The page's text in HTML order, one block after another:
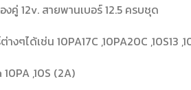
คู่ 12v. สายพานเบอร์ 12.5 ครบชุด
ๆได้เช่น 10PA17C ,10PA20C ,10S13
,10S (2A)